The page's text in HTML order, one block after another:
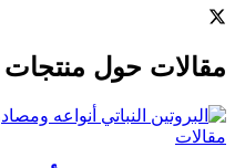
مقالات حول
مقالات